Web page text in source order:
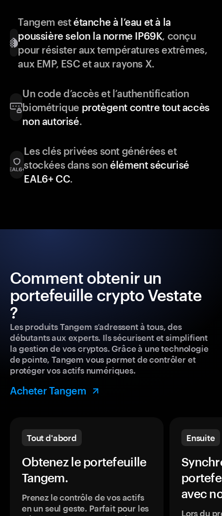
Tangem estétanche à l’eau et à la
poussière selon la norme IP69K, conçu
pour résister aux températures extrêmes,
aux EMP, ESC et aux rayons X.
Un code d’accès et l’authentification
biométrique protègent contre tout accès
non autorisé.
Les clés privées sont générées et
stockées dans sonélément sécurisé
EAL6+ CC.
Comment obtenir un
portefeuille crypto Vestate
?
Les produits Tangem s’adressent à tous, des
débutants aux experts. Ils sécurisent et simplifient
la gestion de vos cryptos. Grâce à une technologie
de pointe, Tangem vous permet de contrôler et
protéger vos actifs numériques.
Acheter Tangem
Tout d'abord
Obtenez le portefeuille
Tangem.
Prenez le contrôle de vos actifs
en un seul geste. Parfait pour les
Ensuite
avec
Lors du